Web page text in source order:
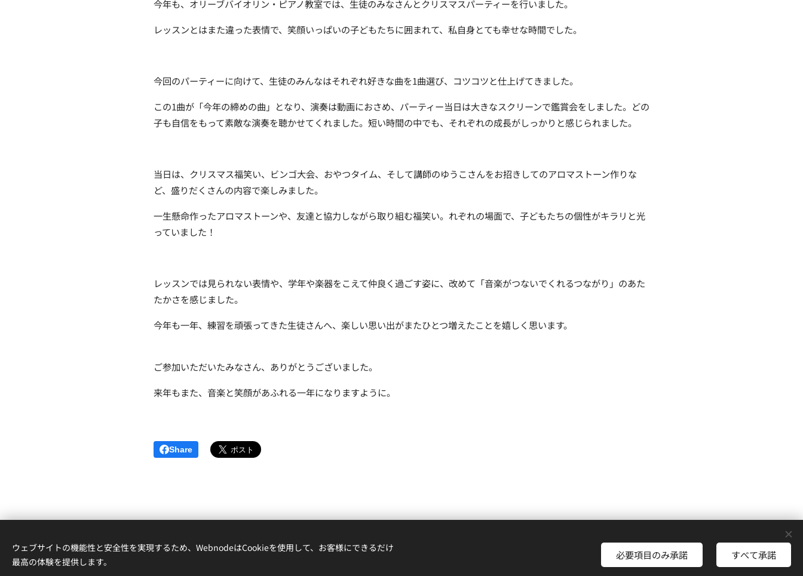
今年も、オリーブバイオリン・ピアノ教室では、生徒のみなさんとクリスマスパーティーを行いました。
レッスンとはまた違った表情で、笑顔いっぱいの子どもたちに囲まれて、私自身とても幸せな時間でした。
今回のパーティーに向けて、生徒のみんなはそれぞれ好きな曲を1曲選び、コツコツと仕上げてきました。
この1曲が「今年の締めの曲」となり、演奏は動画におさめ、パーティー当日は大きなスクリーンで鑑賞会をしました。どの
子も自信をもって素敵な演奏を聴かせてくれました。短い時間の中でも、それぞれの成長がしっかりと感じられました。
当日は、クリスマス福笑い、ビンゴ大会、おやつタイム、そして講師のゆうこさんをお招きしてのアロマストーン作りな
ど、盛りだくさんの内容で楽しみました。
一生懸命作ったアロマストーンや、友達と協力しながら取り組む福笑い。れぞれの場面で、子どもたちの個性がキラリと光
っていました！
レッスンでは見られない表情や、学年や楽器をこえて仲良く過ごす姿に、改めて「音楽がつないでくれるつながり」のあた
たかさを感じました。
今年も一年、練習を頑張ってきた生徒さんへ、楽しい思い出がまたひとつ増えたことを嬉しく思います。
ご参加いただいたみなさん、ありがとうございました。
来年もまた、音楽と笑顔があふれる一年になりますように。
Share
Oliveバイオリン・ピアノ教室
横浜市金沢区東朝比奈1-15-19
ウェブサイトの機能性と安全性を実現するため、WebnodeはCookieを使用して、お客様にできるだけ
最高の体験を提供します。
必要項目のみ承諾 すべて承諾